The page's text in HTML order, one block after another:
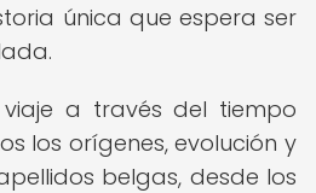
única que espera ser
a través del tiempo
los orígenes, evolución y
belgas, desde los